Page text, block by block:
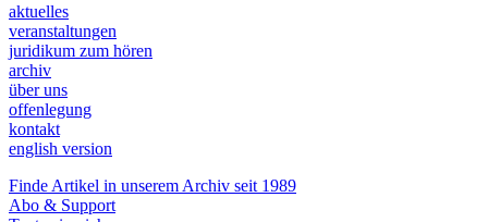
aktuelles
veranstaltungen
juridikum zum hören
archiv
über uns
offenlegung
kontakt
english version
Finde Artikel in unserem Archiv seit 1989
Abo & Support